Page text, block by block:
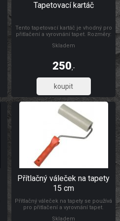
Tapetovací kartáč
Tento tapetovací kartáč je vhodný pro
přitlačení a vyrovnání tapet. Rozměry:
Skladem
250,-
206,61
Přítlačný váleček na tapety
15 cm
Přítlačný váleček na tapety se používá
pro přitlačení a vyrovnání tapet.
Skladem